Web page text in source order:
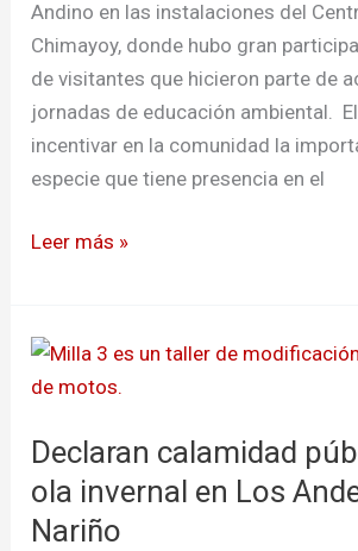
Andino en las instalaciones del
Chimayoy, donde hubo gran
de visitantes que hicieron parte de
jornadas de educación ambiental.
incentivar en la comunidad la
especie que tiene presencia en el
Leer más »
Declaran calamidad
ola invernal en Los
Nariño
Declaran
calamidad
por
ola
invernal